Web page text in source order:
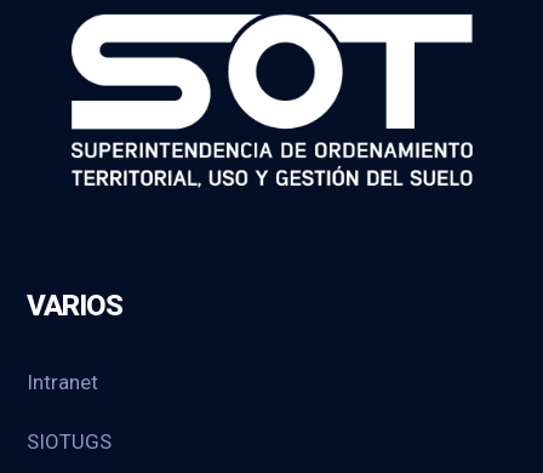
VARIOS
Intranet
SIOTUGS